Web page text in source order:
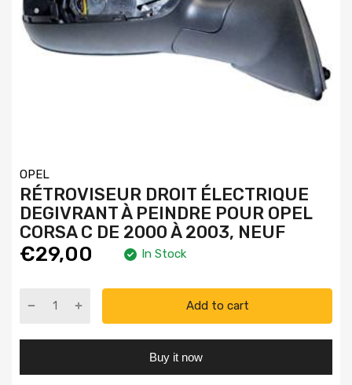
OPEL
RÉTROVISEUR DROIT ÉLECTRIQUE
DEGIVRANT À PEINDRE POUR OPEL
CORSA C DE 2000 À 2003, NEUF
€29,00 In Stock
Add to cart
Buy it now